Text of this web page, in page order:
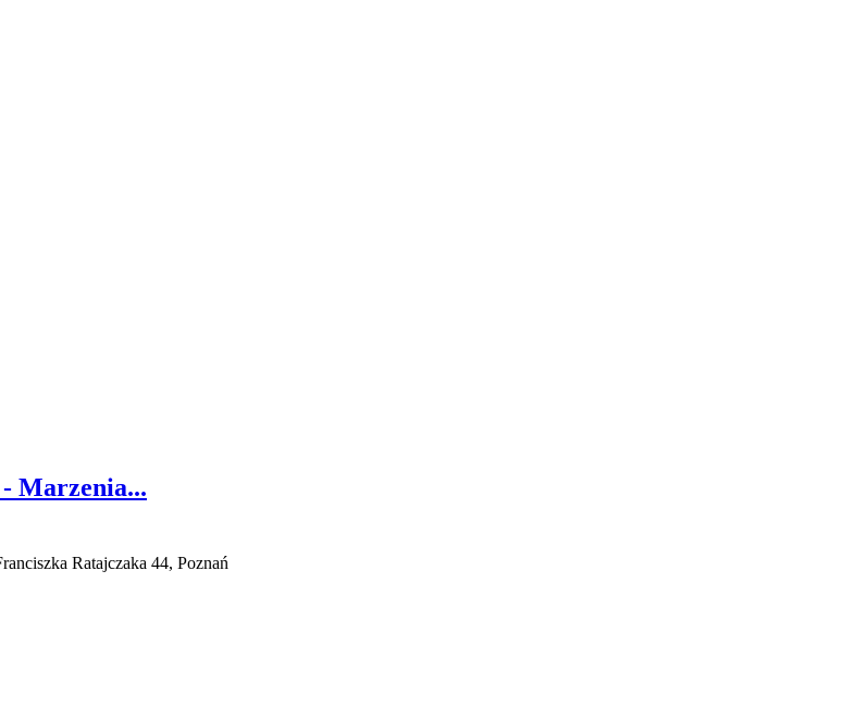
Marzenia...
Ratajczaka 44, Poznań